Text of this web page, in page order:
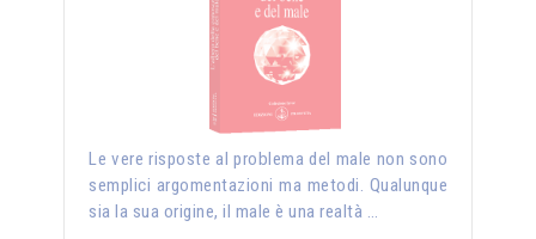
Le vere risposte al problema del male non sono
semplici argomentazioni ma metodi. Qualunque
sia la sua origine, il male è una realtà …